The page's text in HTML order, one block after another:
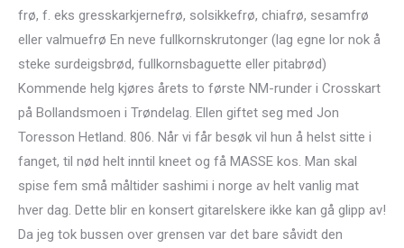
frø, f. eks gresskarkjernefrø, solsikkefrø, chiafrø, sesamfrø
eller valmuefrø En neve fullkornskrutonger (lag egne lor nok å
steke surdeigsbrød, fullkornsbaguette eller pitabrød)
Kommende helg kjøres årets to første NM-runder i Crosskart
på Bollandsmoen i Trøndelag. Ellen giftet seg med Jon
Toresson Hetland. 806. Når vi får besøk vil hun å helst sitte i
fanget, til nød helt inntil kneet og få MASSE kos. Man skal
spise fem små måltider sashimi i norge av helt vanlig mat
hver dag. Dette blir en konsert gitarelskere ikke kan gå glipp av!
Da jeg tok bussen over grensen var det bare såvidt den